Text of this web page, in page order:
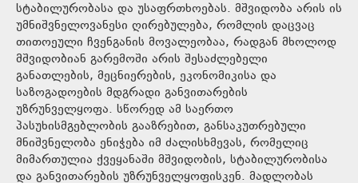
სტაბილურობასა და უსაფრთხოებას. მშვიდობა არის ის
უმნიშვნელოვანესი ღირებულება, რომლის დაცვაც
თითოეული ჩვენგანის მოვალეობაა, რადგან მხოლოდ
მშვიდობიან გარემოში არის შესაძლებელი
განათლების, მეცნიერების, ეკონომიკისა და
საზოგადოების მდგრადი განვითარების
უზრუნველყოფა. სწორედ ამ საერთო
პასუხისმგებლობის გააზრებით, განსაკუთრებული
მნიშვნელობა ენიჭება იმ ძალისხმევას, რომელიც
მიმართულია ქვეყანაში მშვიდობის, სტაბილურობისა
და განვითარების უზრუნველყოფისკენ. მადლობას